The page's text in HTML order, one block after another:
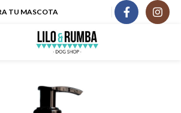
TU MASCOTA